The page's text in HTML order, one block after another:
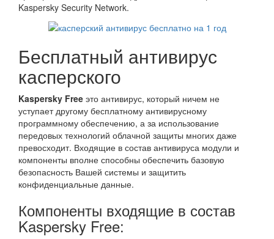
Kaspersky Security Network.
Бесплатный антивирус
касперского
Kaspersky Free это антивирус, который ничем не
уступает другому бесплатному антивирусному
программному обеспечению, а за использование
передовых технологий облачной защиты многих даже
превосходит. Входящие в состав антивируса модули и
компоненты вполне способны обеспечить базовую
безопасность Вашей системы и защитить
конфиденциальные данные.
Компоненты входящие в состав
Kaspersky Free: